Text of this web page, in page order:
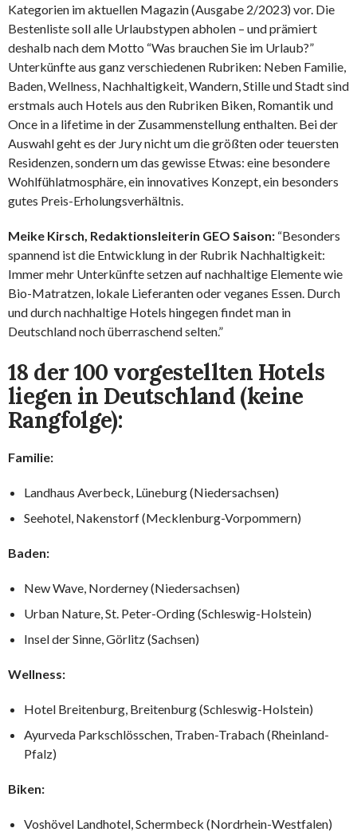
Kategorien im aktuellen Magazin (Ausgabe 2/2023) vor. Die
Bestenliste soll alle Urlaubstypen abholen – und prämiert
deshalb nach dem Motto “Was brauchen Sie im Urlaub?”
Unterkünfte aus ganz verschiedenen Rubriken: Neben Familie,
Baden, Wellness, Nachhaltigkeit, Wandern, Stille und Stadt sind
erstmals auch Hotels aus den Rubriken Biken, Romantik und
Once in a lifetime in der Zusammenstellung enthalten. Bei der
Auswahl geht es der Jury nicht um die größten oder teuersten
Residenzen, sondern um das gewisse Etwas: eine besondere
Wohlfühlatmosphäre, ein innovatives Konzept, ein besonders
gutes Preis-Erholungsverhältnis.
Meike Kirsch, Redaktionsleiterin GEO Saison: “Besonders
spannend ist die Entwicklung in der Rubrik Nachhaltigkeit:
Immer mehr Unterkünfte setzen auf nachhaltige Elemente wie
Bio-Matratzen, lokale Lieferanten oder veganes Essen. Durch
und durch nachhaltige Hotels hingegen findet man in
Deutschland noch überraschend selten.”
18 der 100 vorgestellten Hotels
liegen in Deutschland (keine
Rangfolge):
Familie:
Landhaus Averbeck, Lüneburg (Niedersachsen)
Seehotel, Nakenstorf (Mecklenburg-Vorpommern)
Baden:
New Wave, Norderney (Niedersachsen)
Urban Nature, St. Peter-Ording (Schleswig-Holstein)
Insel der Sinne, Görlitz (Sachsen)
Wellness:
Hotel Breitenburg, Breitenburg (Schleswig-Holstein)
Ayurveda Parkschlösschen, Traben-Trabach (Rheinland-
Pfalz)
Biken:
Voshövel Landhotel, Schermbeck (Nordrhein-Westfalen)